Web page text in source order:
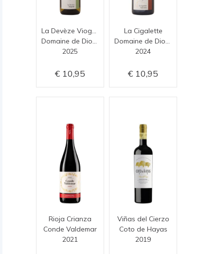
2025
10,95
La Cigalette
2024
10,95
Rioja Crianza
Conde Valdemar
2021
Viñas del Cierzo
Coto de Hayas
2019